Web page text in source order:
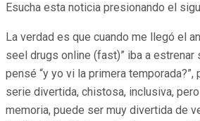
Esucha esta noticia presionando el
La verdad es que cuando me llegó el
seel drugs online (fast)” iba a estrenar
pensé “y yo vi la primera temporada?”,
serie divertida, chistosa, inclusiva,
memoria, puede ser muy divertida de